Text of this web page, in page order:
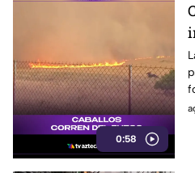
0:58